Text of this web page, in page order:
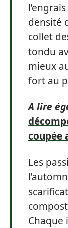
densité
collet
tondu
mieux
fort au
A lire
coupée
Les